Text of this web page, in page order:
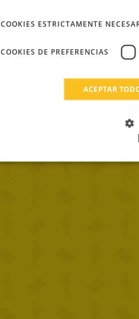
COOKIES ESTRICTAMENTE
COOKIES DE PREFERENCIAS
ACEPTAR